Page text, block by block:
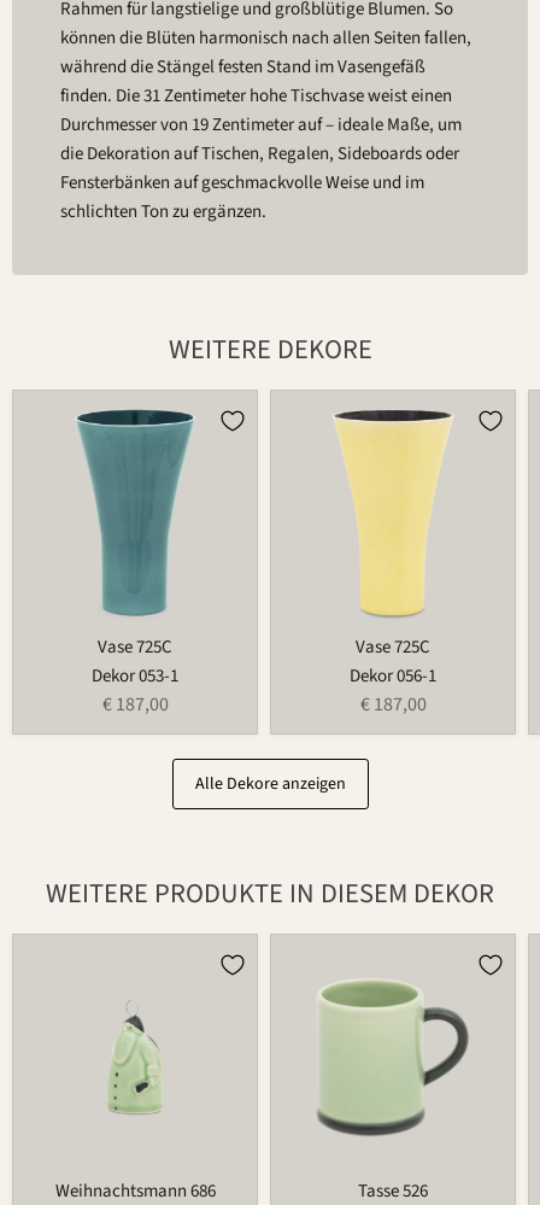
Rahmen für langstielige und großblütige Blumen. So
können die Blüten harmonisch nach allen Seiten fallen,
während die Stängel festen Stand im Vasengefäß
finden. Die 31 Zentimeter hohe Tischvase weist einen
Durchmesser von 19 Zentimeter auf – ideale Maße, um
die Dekoration auf Tischen, Regalen, Sideboards oder
Fensterbänken auf geschmackvolle Weise und im
schlichten Ton zu ergänzen.
WEITERE DEKORE
Vase 725C
Dekor 053-1
€ 187,00
Vase 725C
Dekor 056-1
€ 187,00
Alle Dekore anzeigen
WEITERE PRODUKTE IN DIESEM DEKOR
Weihnachtsmann 686
Tasse 526